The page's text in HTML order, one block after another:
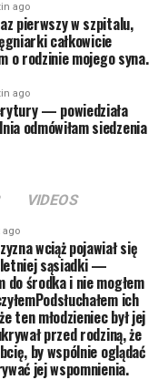
ago
pierwszy w szpitalu,
całkowicie
o rodzinie mojego syna.
ago
— powiedziała
odmówiłam siedzenia
VIDEOS
ago
wciąż pojawiał się
letniej sąsiadki —
do środka i nie mogłem
ich
ten młodzieniec był jej
przed rodziną, że
by wspólnie oglądać
jej wspomnienia.